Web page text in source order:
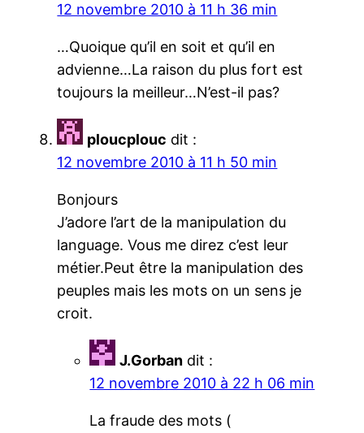
12 novembre 2010 à 11 h 36 min
…Quoique qu’il en soit et qu’il en
advienne…La raison du plus fort est
toujours la meilleur…N’est-il pas?
ploucplouc dit :
12 novembre 2010 à 11 h 50 min
Bonjours
J’adore l’art de la manipulation du
language. Vous me direz c’est leur
métier.Peut être la manipulation des
peuples mais les mots on un sens je
croit.
J.Gorban dit :
12 novembre 2010 à 22 h 06 min
La fraude des mots (